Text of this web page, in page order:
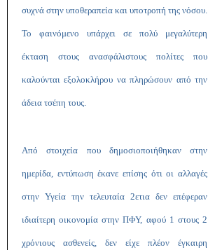
συχνά στην υποθεραπεία και υποτροπή της νόσου.
Το φαινόμενο υπάρχει σε πολύ μεγαλύτερη
έκταση στους ανασφάλιστους πολίτες που
καλούνται εξολοκλήρου να πληρώσουν από την
άδεια τσέπη τους.
Από στοιχεία που δημοσιοποιήθηκαν στην
ημερίδα, εντύπωση έκανε επίσης ότι οι αλλαγές
στην Υγεία την τελευταία 2ετια δεν επέφεραν
ιδιαίτερη οικονομία στην ΠΦΥ, αφού 1 στους 2
χρόνιους ασθενείς, δεν είχε πλέον έγκαιρη